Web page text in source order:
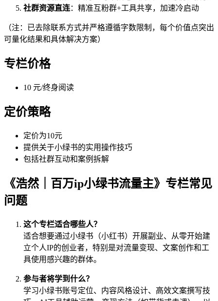
社群资源直连：精准互粉群+工具共享，加速冷启动
（注：已去除联系方式并严格遵循字数限制，每个价值点突出
可量化结果和具体解决方案）
专栏价格
10 元/终身阅读
定价策略
定价为10元
提供关于小绿书的实用操作技巧
包括社群互动和案例拆解
《浩然｜百万ip小绿书流量主》专栏常见
问题
这个专栏适合哪些人？
适合想要通过小绿书（小红书）开展副业、从零开始建
立个人IP的创业者，特别是对流量变现、文案创作和工
具使用感兴趣的群体。
参与者将学到什么？
学习小绿书账号定位、内容风格设计、高效文案撰写技